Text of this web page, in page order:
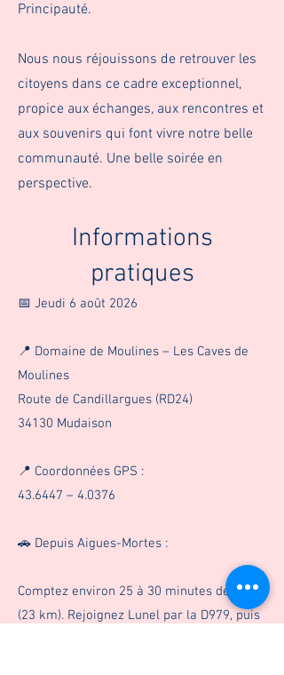
Principauté.
Nous nous réjouissons de retrouver les
citoyens dans ce cadre exceptionnel,
propice aux échanges, aux rencontres et
aux souvenirs qui font vivre notre belle
communauté. Une belle soirée en
perspective.
Informations
pratiques
📅 Jeudi 6 août 2026
📍 Domaine de Moulines – Les Caves de
Moulines
Route de Candillargues (RD24)
34130 Mudaison
📍 Coordonnées GPS :
43.6447 – 4.0376
🚗 Depuis Aigues-Mortes :
Comptez environ 25 à 30 minutes de trajet
(23 km). Rejoignez Lunel par la D979, puis